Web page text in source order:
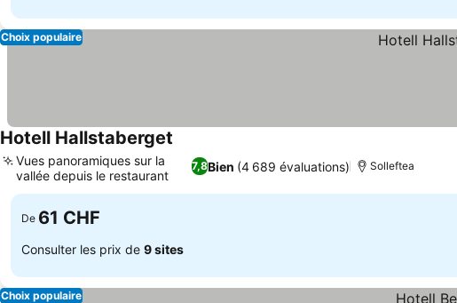
Choix populaire
Hotell Hallstaberget
7,8Bien (4 689 évaluations)
Vues panoramiques sur la
vallée depuis le restaurant
Solleftea
De 61 CHF
Consulter les prix de 9 sites
Choix populaire